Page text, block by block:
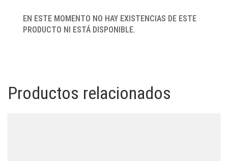
EN ESTE MOMENTO NO HAY EXISTENCIAS DE ESTE
PRODUCTO NI ESTÁ DISPONIBLE.
Productos relacionados